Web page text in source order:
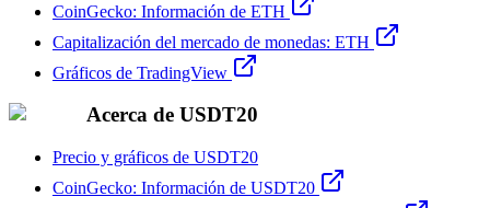
CoinGecko: Información de ETH
Capitalización del mercado de monedas: ETH
Gráficos de TradingView
Acerca de USDT20
Precio y gráficos de USDT20
CoinGecko: Información de USDT20